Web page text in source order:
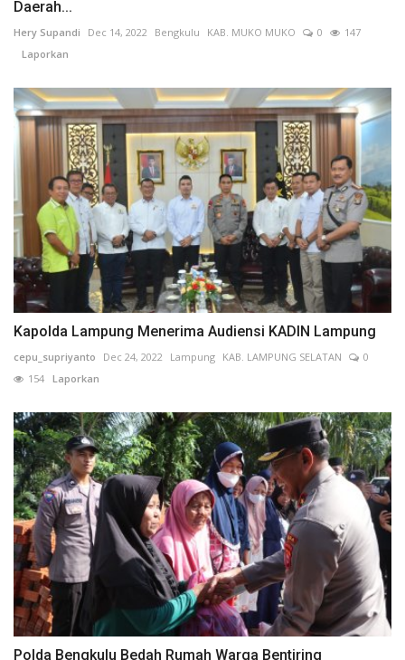
Daerah...
Hery Supandi Dec 14, 2022 Bengkulu KAB. MUKO MUKO 0
147
Laporkan
Kapolda Lampung Menerima Audiensi KADIN Lampung
cepu_supriyanto Dec 24, 2022 Lampung KAB. LAMPUNG SELATAN
0
154 Laporkan
Polda Bengkulu Bedah Rumah Warga Bentiring